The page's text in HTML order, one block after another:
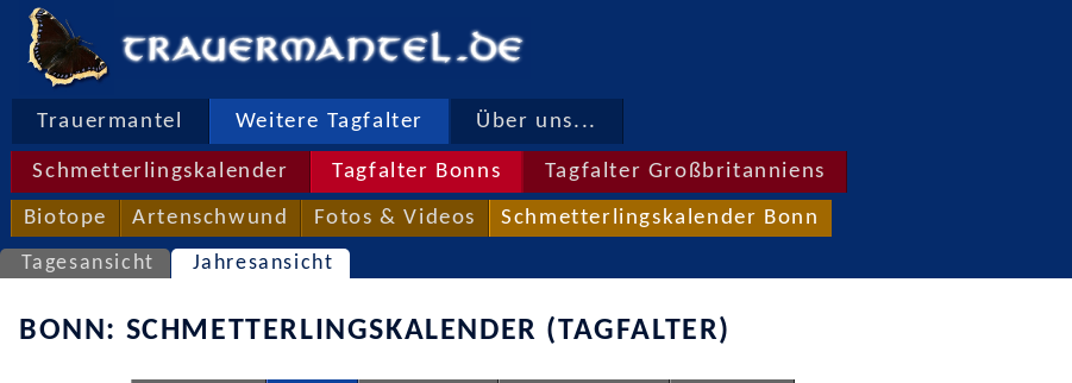
Trauermantel Weitere Tagfalter Über uns...
Schmetterlingskalender Tagfalter Bonns Tagfalter Großbritanniens
Biotope Artenschwund Fotos & Videos Schmetterlingskalender Bonn
Tagesansicht Jahresansicht
BONN: SCHMETTERLINGSKALENDER (TAGFALTER)